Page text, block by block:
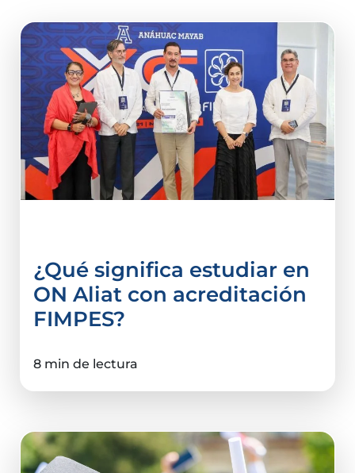
¿Qué significa estudiar en
ON Aliat con acreditación
FIMPES?
8 min de lectura